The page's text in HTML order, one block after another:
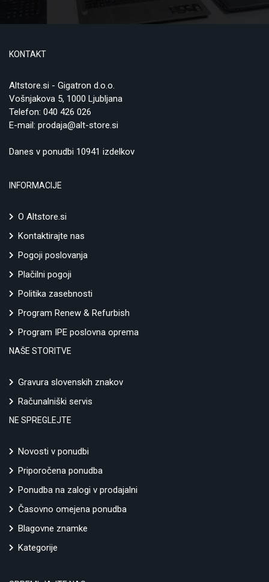
KONTAKT
Altstore.si - Gigatron d.o.o.
Vošnjakova 5, 1000 Ljubljana
Telefon: 040 426 026
E-mail: prodaja@alt-store.si
Danes v ponudbi 10941 izdelkov
INFORMACIJE
O Altstore.si
Kontaktirajte nas
Pogoji poslovanja
Plačilni pogoji
Politika zasebnosti
Program Renew & Refurbish
Program IPE poslovna oprema
NAŠE STORITVE
Gravura slovenskih znakov
Računalniški servis
NE SPREGLEJTE
Novosti v ponudbi
Priporočena ponudba
Ponudba na zalogi v prodajalni
Časovno omejena ponudba
Blagovne znamke
Kategorije